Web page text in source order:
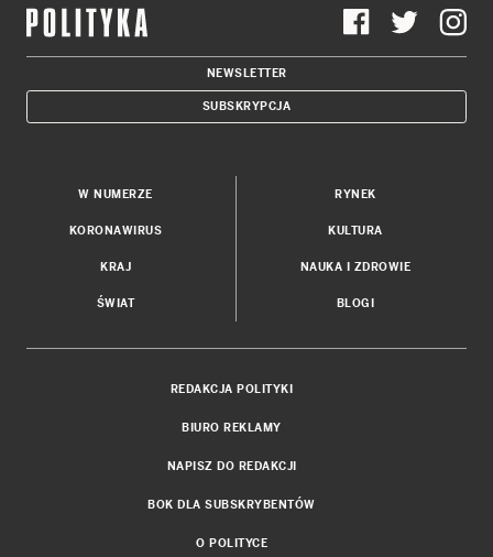
NEWSLETTER
SUBSKRYPCJA
W NUMERZE
KORONAWIRUS
KRAJ
ŚWIAT
RYNEK
KULTURA
NAUKA I ZDROWIE
BLOGI
REDAKCJA POLITYKI
BIURO REKLAMY
NAPISZ DO REDAKCJI
BOK DLA SUBSKRYBENTÓW
O POLITYCE